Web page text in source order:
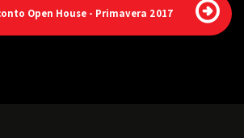
Open House - Primavera 2017